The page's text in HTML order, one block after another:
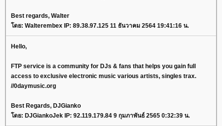
Best regards, Walter
โดย: Walterembex IP: 89.38.97.125 11 ธันวาคม 2564 19:41:16 น.
Hello,
FTP service is a community for DJs & fans that helps you gain full
access to exclusive electronic music various artists, singles trax.
//0daymusic.org
Best Regards, DJGianko
โดย: DJGiankoJek IP: 92.119.179.84 9 กุมภาพันธ์ 2565 0:32:39 น.